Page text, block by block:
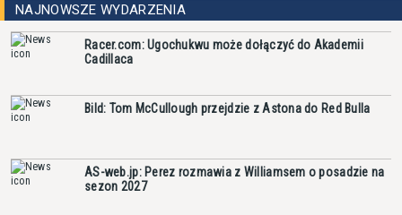
NAJNOWSZE WYDARZENIA
Racer.com: Ugochukwu może dołączyć do Akademii
Cadillaca
Bild: Tom McCullough przejdzie z Astona do Red Bulla
AS-web.jp: Perez rozmawia z Williamsem o posadzie na
sezon 2027